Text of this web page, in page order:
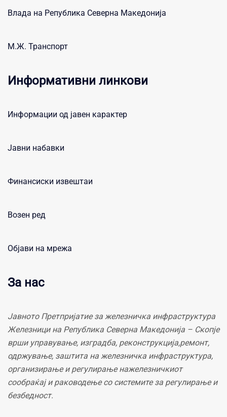
Влада на Република Северна Македонија
М.Ж. Транспорт
Информативни линкови
Информации од јавен карактер
Јавни набавки
Финансиски извештаи
Возен ред
Објави на мрежа
За нас
Јавното Претпријатие за железничка инфраструктура
Железници на Република Северна Македонија – Скопје
врши управување, изградба, реконструкција,ремонт,
одржување, заштита на железничка инфраструктура,
организирање и регулирање нажелезничкиот
сообраќај и раководење со системите за регулирање и
безбедност.